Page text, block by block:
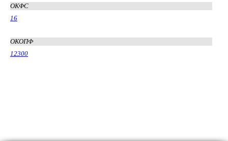
ОКФС
16
ОКОПФ
12300